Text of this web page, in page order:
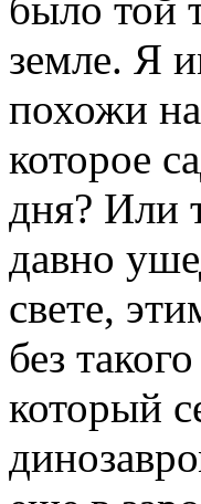
земле. Я
похожи
которое
дня? Или
давно
свете,
без
который